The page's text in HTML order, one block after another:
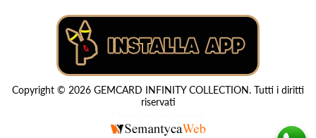
Copyright © 2026 GEMCARD INFINITY COLLECTION. Tutti i diritti
riservati